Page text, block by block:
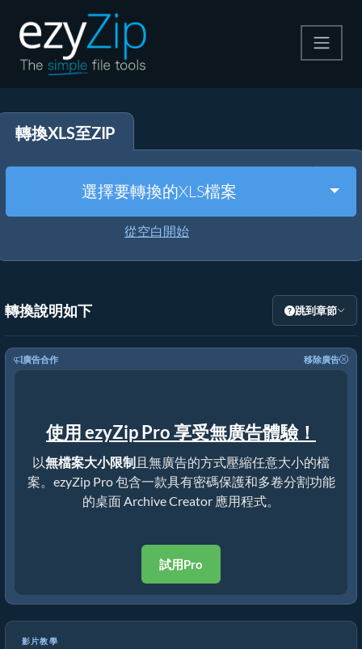
解壓縮
其他工具
轉換XLS至ZIP
選擇要轉換的XLS檔案
從空白開始
轉換說明如下 跳到章節
廣告合作 移除廣告
使用 ezyZip Pro 享受無廣告體驗！
以無檔案大小限制且無廣告的方式壓縮任意大小的檔
案。ezyZip Pro 包含一款具有密碼保護和多卷分割功能
的桌面 Archive Creator 應用程式。
試用Pro
影片教學